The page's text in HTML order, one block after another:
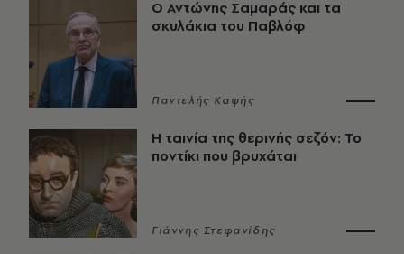
Ο Αντώνης Σαμαράς και τα
σκυλάκια του Παβλόφ
Παντελής Καψής
Η ταινία της θερινής σεζόν: Το
ποντίκι που βρυχάται
Γιάννης Στεφανίδης